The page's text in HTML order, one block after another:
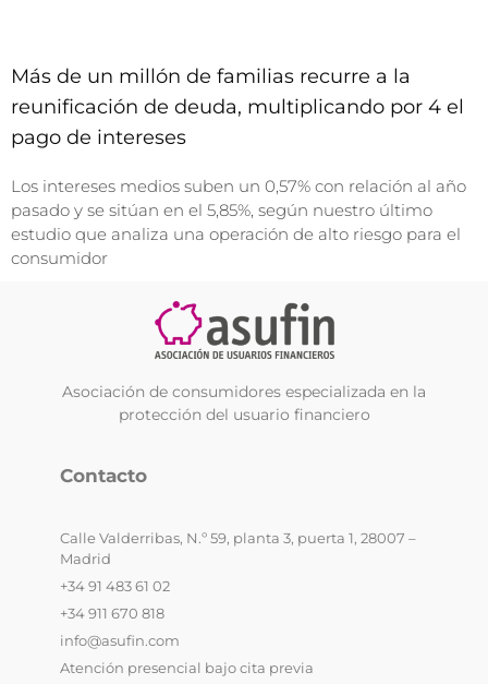
Más de un millón de familias recurre a la
reunificación de deuda, multiplicando por 4 el
pago de intereses
Los intereses medios suben un 0,57% con relación al año
pasado y se sitúan en el 5,85%, según nuestro último
estudio que analiza una operación de alto riesgo para el
consumidor
Asociación de consumidores especializada en la
protección del usuario financiero
Contacto
Calle Valderribas, N.º 59, planta 3, puerta 1, 28007 –
Madrid
+34 91 483 61 02
+34 911 670 818
info@asufin.com
Atención presencial bajo cita previa